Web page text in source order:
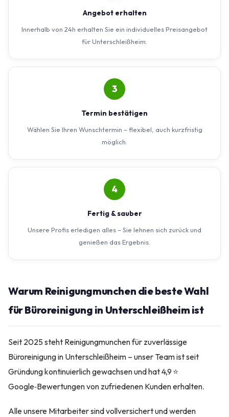
Angebot erhalten
Innerhalb von 24h erhalten Sie ein individuelles Preisangebot
für Unterschleißheim.
3
Termin bestätigen
Wählen Sie Ihren Wunschtermin – flexibel, auch kurzfristig
möglich.
4
Fertig & sauber
Unsere Profis erledigen alles – Sie lehnen sich zurück und
genießen das Ergebnis.
Warum Reinigungmunchen die beste Wahl
für Büroreinigung in Unterschleißheim ist
Seit 2025 steht Reinigungmunchen für zuverlässige
Büroreinigung in Unterschleißheim – unser Team ist seit
Gründung kontinuierlich gewachsen und hat 4,9 ⭐
Google‑Bewertungen von zufriedenen Kunden erhalten.
Alle unsere Mitarbeiter sind vollversichert und werden